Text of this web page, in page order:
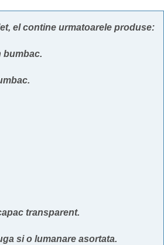
el contine urmatoarele produse:
bumbac.
transparent.
si o lumanare asortata.